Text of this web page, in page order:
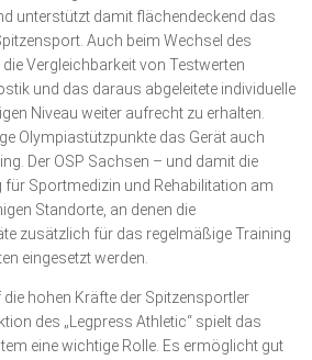
unterstützt damit flächendeckend das
Auch beim Wechsel des
Vergleichbarkeit von Testwerten
und das daraus abgeleitete individuelle
Niveau weiter aufrecht zu erhalten.
Olympiastützpunkte das Gerät auch
Der OSP Sachsen – und damit die
für Sportmedizin und Rehabilitation am
Standorte, an denen die
zusätzlich für das regelmäßige Training
eingesetzt werden.
hohen Kräfte der Spitzensportler
des „Legpress Athletic“ spielt das
eine wichtige Rolle. Es ermöglicht gut